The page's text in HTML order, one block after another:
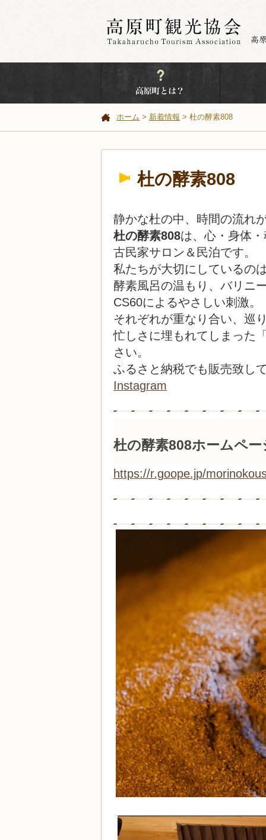
ホーム 新着情報 杜の酵素808
杜の酵素808
静かな杜の中、時間の流れ
杜の酵素808は、心・身体
古民家サロン＆民泊です。
私たちが大切にしているの
酵素風呂の温もり、バリニ
CS60によるやさしい刺激。
それぞれが重なり合い、巡
忙しさに埋もれてしまった
さい。
ふるさと納税でも販売致し
Instagram
杜の酵素808ホームペー
https://r.goope.jp/